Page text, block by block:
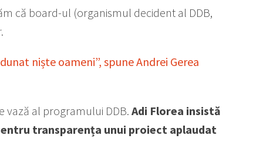
că board-ul (organismul decident al DDB,
niște oameni”, spune Andrei Gerea
vază al programului DDB.Adi Florea insistă
transparența unui proiect aplaudat